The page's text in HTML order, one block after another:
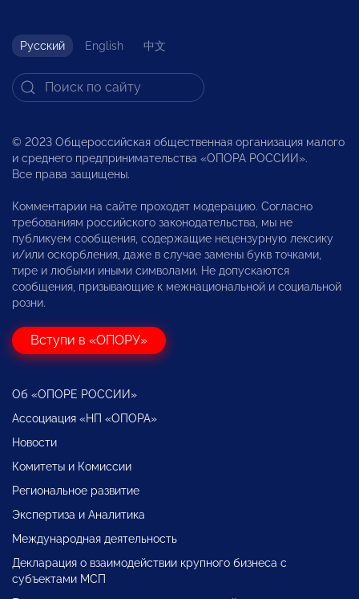
Русский English 中文
© 2023 Общероссийская общественная организация малого
и среднего предпринимательства «ОПОРА РОССИИ».
Все права защищены.
Комментарии на сайте проходят модерацию. Согласно
требованиям российского законодательства, мы не
публикуем сообщения, содержащие нецензурную лексику
и/или оскорбления, даже в случае замены букв точками,
тире и любыми иными символами. Не допускаются
сообщения, призывающие к межнациональной и социальной
розни.
Вступи в «ОПОРУ»
Об «ОПОРЕ РОССИИ»
Ассоциация «НП «ОПОРА»
Новости
Комитеты и Комиссии
Региональное развитие
Экспертиза и Аналитика
Международная деятельность
Декларация о взаимодействии крупного бизнеса с
субъектами МСП